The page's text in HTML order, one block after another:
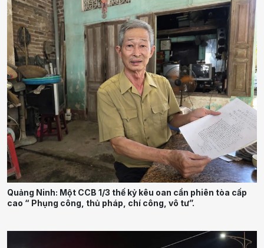
Quảng Ninh: Một CCB 1/3 thế kỷ kêu oan cần phiên tòa cấp
cao “ Phụng công, thủ pháp, chí công, vô tư”.